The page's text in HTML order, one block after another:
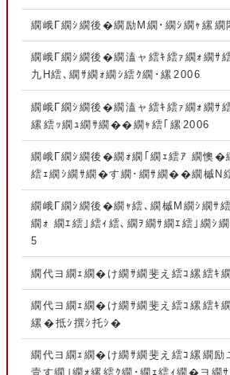
繝峨Γ繝ｼ繝後�繝励Μ繝･繝ｼ繝ｬ縲
繝峨Γ繝ｼ繝後�繝溘ャ繧ｷ繧ｧ繝ｫ繝ｻ
九Η繧､繝ｻ繝ｫ繝ｼ繧ｸ繝･縲2006
繝峨Γ繝ｼ繝後�繝溘ャ繧ｷ繧ｧ繝ｫ繝ｻ
縲繧ｯ繝ｭ繝ｻ繝��繝ｬ繧｢縲2006
繝峨Γ繝ｼ繝後�繝ｫ繝｢繝ｪ繧ｱ 繝懊�
繧ｪ繝ｼ繝ｻ繝�す繝･繝ｻ繝��繝槭Ν
繝峨Γ繝ｼ繝後�繝ｬ繧､繝槭Μ繝ｼ繝ｻ
繝ｫ 繝ｴ繧｣繧ｨ繧､繝ｦ繝ｻ繝ｴ繧｣繝ｼ
5
繝代ヨ繝ｪ繝�け繝ｻ繝斐え繧ｺ縲繧ｷ
繝代ヨ繝ｪ繝�け繝ｻ繝斐え繧ｺ縲繧
縲�抵ｼ撰ｼ托ｼ�
繝代ヨ繝ｪ繝�け繝ｻ繝斐え繧ｺ縲繝
壹す繝｣繝ｫ縲繧ｸ繝･繝ｪ繧ｨ繝�ヨ繝ｻ